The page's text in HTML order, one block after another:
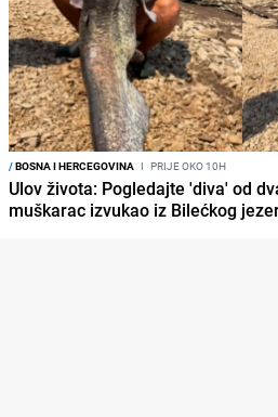
/BOSNA I HERCEGOVINA I PRIJE OKO 10H
Ulov života: Pogledajte 'diva' od
muškarac izvukao iz Bilećkog